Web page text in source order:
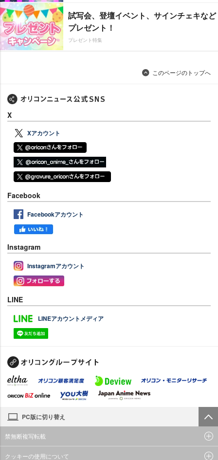
試写会、登壇イベント、サインチェキなど
プレゼント！
プレゼント特集
このページのトップへ
X
Xアカウント
Facebook
Facebookアカウント
Instagram
Instagramアカウント
LINE
LINEアカウントメディア
PC版に切り替え
禁無断複写転載
クッキーの使用について